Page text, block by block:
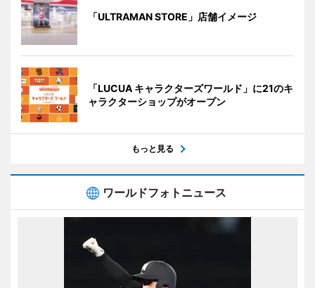
「ULTRAMAN STORE」店舗イメージ
「LUCUA キャラクターズワールド」に21のキ
ャラクターショップがオープン
もっと見る
ワールドフォトニュース